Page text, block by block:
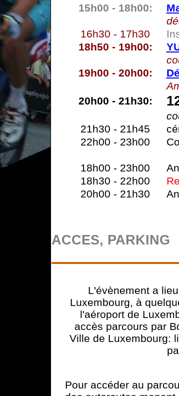
15h00 - 18h00:
16h30 - 17h30
18h50 - 19h00:
19h00 - 20h00:
20h00 - 21h30:
21h30 - 21h45
22h00 - 23h00
18h00 - 23h00
18h30 - 22h00
20h00 - 21h30
ACCES, PARKING
L'évènement a
Luxembourg, à
l'aéroport de
accès parcours par
Ville de Luxembourg:
Pour accéder au